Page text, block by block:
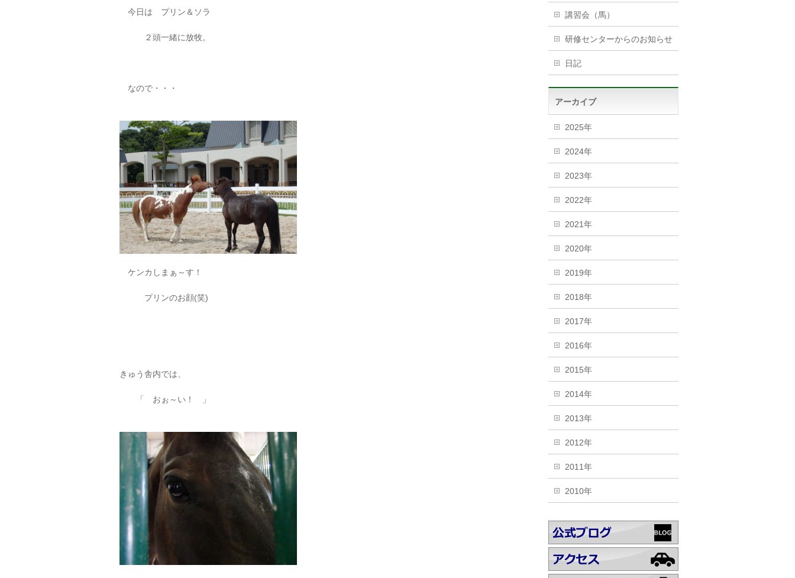
今日は プリン＆ソラ
２頭一緒に放牧。
なので・・・
ケンカしまぁ～す！
プリンのお顔(笑)
きゅう舎内では、
「 おぉ～い！ 」
講習会（馬）
研修センターからのお知らせ
日記
アーカイブ
2025年
2024年
2023年
2022年
2021年
2020年
2019年
2018年
2017年
2016年
2015年
2014年
2013年
2012年
2011年
2010年